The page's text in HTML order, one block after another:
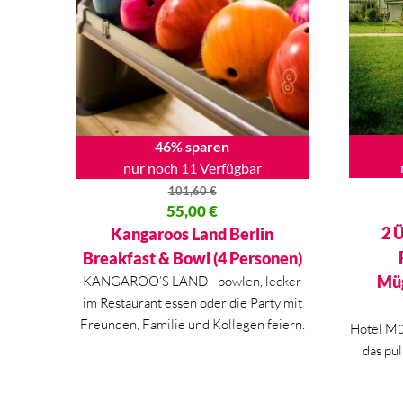
46% sparen
nur noch 11 Verfügbar
101,60€
Ursprünglicher Preis war: 101,60 €
55,00€
Aktueller Preis ist: 55,00 €.
Kangaroos Land Berlin
Breakfast & Bowl (4 Personen)
KANGAROO’S LAND - bowlen, lecker
im Restaurant essen oder die Party mit
Freunden, Familie und Kollegen feiern.
2
Hotel
das